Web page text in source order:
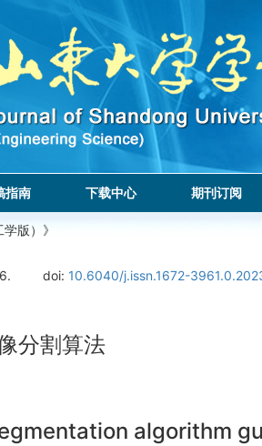
指南 下载中心 期刊订阅
版）》
doi: 10.6040/j.issn.1672-
分割算法
algorithm